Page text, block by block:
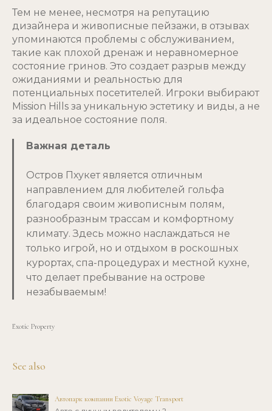
Тем не менее, несмотря на репутацию
дизайнера и живописные пейзажи, в отзывах
упоминаются проблемы с обслуживанием,
такие как плохой дренаж и неравномерное
состояние гринов. Это создает разрыв между
ожиданиями и реальностью для
потенциальных посетителей. Игроки выбирают
Mission Hills за уникальную эстетику и виды, а не
за идеальное состояние поля.
Важная деталь
Остров Пхукет является отличным
направлением для любителей гольфа
благодаря своим живописным полям,
разнообразным трассам и комфортному
климату. Здесь можно наслаждаться не
только игрой, но и отдыхом в роскошных
курортах, спа-процедурах и местной кухне,
что делает пребывание на острове
незабываемым!
Exotic Property
See also
Автопарк компании Exotic Voyage Transport